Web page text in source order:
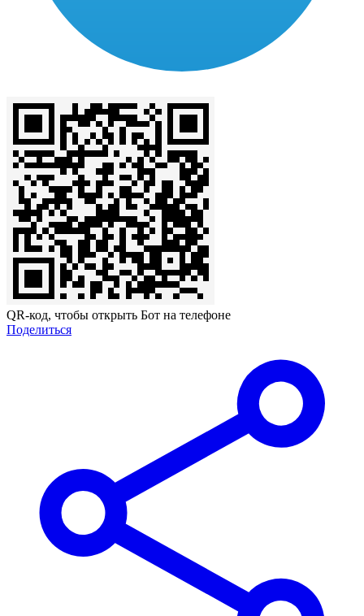
QR-код, чтобы открыть Бот на телефоне
Поделиться